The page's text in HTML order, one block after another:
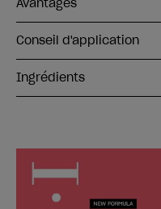
Avantages
Conseil d'application
Ingrédients